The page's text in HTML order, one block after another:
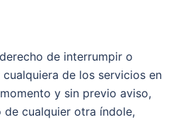
de interrumpir o
de los servicios en
y sin previo aviso,
cualquier otra índole,